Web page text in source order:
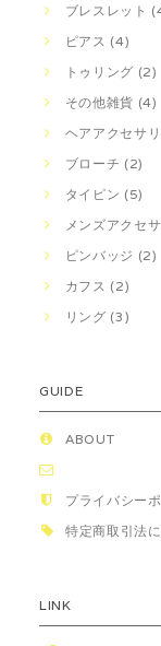
ブレスレット
ピアス (4)
トゥリング (2)
その他雑貨 (4)
ヘアアクセサ
ブローチ (2)
タイピン (5)
メンズアクセ
ピンバッジ (2)
カフス (2)
リング (3)
GUIDE
ABOUT
プライバシー
特定商取引法
LINK